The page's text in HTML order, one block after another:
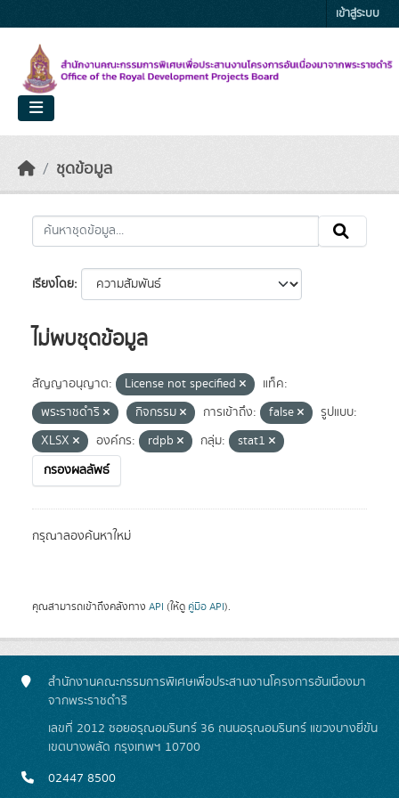
เข้าสู่ระบบ
ชุดข้อมูล
เรียงโดย
ไม่พบชุดข้อมูล
สัญญาอนุญาต: License not specified
แท็ค:
พระราชดำริ
กิจกรรม การเข้าถึง: false
รูปแบบ:
XLSX
องค์กร: rdpb กลุ่ม:
stat1
กรองผลลัพธ์
กรุณาลองค้นหาใหม่
คุณสามารถเข้าถึงคลังทาง API (ให้ดู คู่มือ API).
สำนักงานคณะกรรมการพิเศษเพื่อประสานงานโครงการอันเนื่องมา
จากพระราชดำริ
เลขที่ 2012 ซอยอรุณอมรินทร์ 36 ถนนอรุณอมรินทร์ แขวงบางยี่ขัน
เขตบางพลัด กรุงเทพฯ 10700
02447 8500